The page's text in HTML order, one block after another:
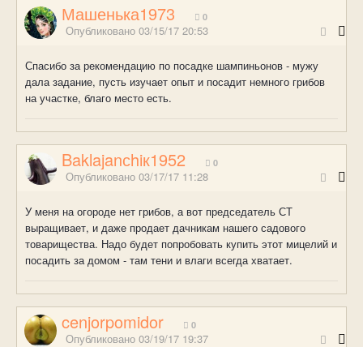
Машенька1973 0
Опубликовано 03/15/17 20:53
Спасибо за рекомендацию по посадке шампиньонов - мужу
дала задание, пусть изучает опыт и посадит немного грибов
на участке, благо место есть.
Baklajanсhiк1952 0
Опубликовано 03/17/17 11:28
У меня на огороде нет грибов, а вот председатель СТ
выращивает, и даже продает дачникам нашего садового
товарищества. Надо будет попробовать купить этот мицелий и
посадить за домом - там тени и влаги всегда хватает.
cenjorpomidor 0
Опубликовано 03/19/17 19:37